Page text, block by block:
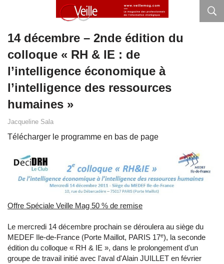
14 décembre – 2nde édition du
colloque « RH & IE : de
l’intelligence économique à
l’intelligence des ressources
humaines »
Jacqueline Sala
Télécharger le programme en bas de page
Offre Spéciale Veille Mag 50 % de remise
Le mercredi 14 décembre prochain se déroulera au siège du
MEDEF Ile-de-France (Porte Maillot, PARIS 17e), la seconde
édition du colloque « RH & IE », dans le prolongement d'un
groupe de travail initié avec l'aval d'Alain JUILLET en février